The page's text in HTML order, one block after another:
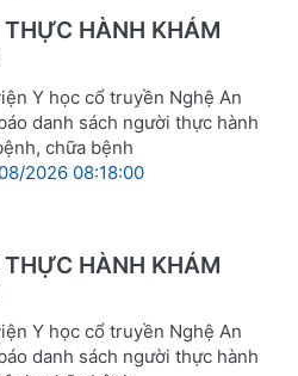
HÀNH KHÁM
Y học cổ truyền Nghệ An
danh sách người thực hành
chữa bệnh
2026 08:18:00
HÀNH KHÁM
Y học cổ truyền Nghệ An
danh sách người thực hành